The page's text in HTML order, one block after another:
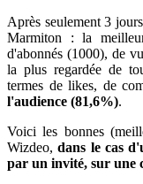
Après seulement 3
Marmiton : la
d'abonnés (1000), de
la plus regardée de
termes de likes, de
l'audience (81,6%).
Voici les bonnes
Wizdeo, dans le cas
par un invité, sur une